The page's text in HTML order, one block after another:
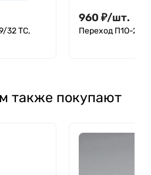
32 ТС,
960 ₽/шт.
Переход П1О-29/
также покупают